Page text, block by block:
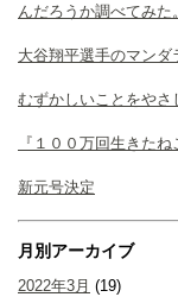
んだろうか調べてみた。
大谷翔平選手のマンダ
むずかしいことをやさ
『１００万回生きた
新元号決定
月別アーカイブ
2022年3月 (19)